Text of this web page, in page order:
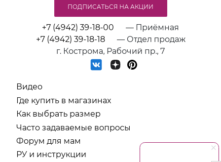
+7 (4942) 39-18-00
— Приёмная
+7 (4942) 39-18-18
— Отдел продаж
г. Кострома, Рабочий пр., 7
Видео
Где купить в магазинах
Как выбрать размер
Часто задаваемые вопросы
Форум для мам
РУ и инструкции
ПОДПИСАТЬСЯ НА АКЦИИ